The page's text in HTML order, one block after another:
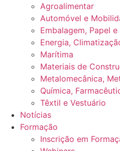
Agroalimentar
Automóvel e
Embalagem, Papel
Energia,
Marítima
Materiais de
Metalomecânica,
Química,
Têxtil e Vestuário
Notícias
Formação
Inscrição em